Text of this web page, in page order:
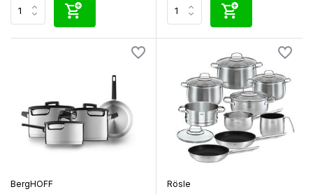
BergHOFF Rösle